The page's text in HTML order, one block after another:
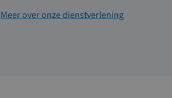
Meer over onze dienstverlening